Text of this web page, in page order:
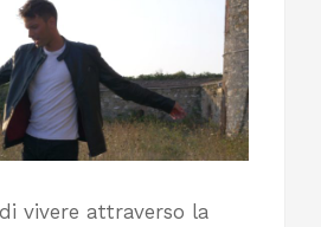
vivere attraverso la